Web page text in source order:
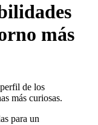
más
de los
más curiosas.